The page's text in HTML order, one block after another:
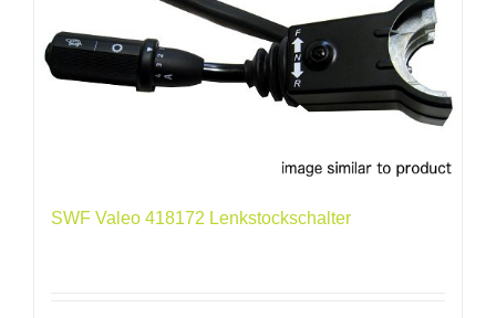
SWF Valeo 418172 Lenkstockschalter